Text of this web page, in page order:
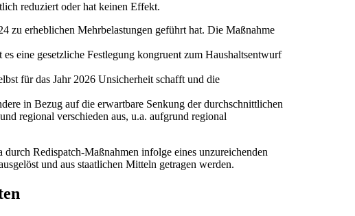
reduziert oder hat keinen Effekt.
zu erheblichen Mehrbelastungen geführt hat. Die Maßnahme
eine gesetzliche Festlegung kongruent zum Haushaltsentwurf
für das Jahr 2026 Unsicherheit schafft und die
in Bezug auf die erwartbare Senkung der durchschnittlichen
regional verschieden aus, u.a. aufgrund regional
Redispatch-Maßnahmen infolge eines unzureichenden
und aus staatlichen Mitteln getragen werden.